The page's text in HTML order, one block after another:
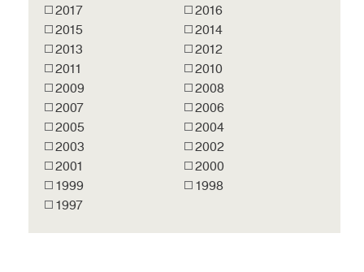
2017
2016
2015
2014
2013
2012
2011
2010
2009
2008
2007
2006
2005
2004
2003
2002
2001
2000
1999
1998
1997